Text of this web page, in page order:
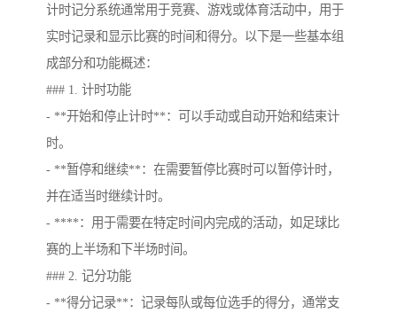
计时记分系统通常用于竞赛、游戏或体育活动中，用于
实时记录和显示比赛的时间和得分。以下是一些基本组
成部分和功能概述：
### 1. 计时功能
- **开始和停止计时**：可以手动或自动开始和结束计
时。
- **暂停和继续**：在需要暂停比赛时可以暂停计时，
并在适当时继续计时。
- ****：用于需要在特定时间内完成的活动，如足球比
赛的上半场和下半场时间。
### 2. 记分功能
- **得分记录**：记录每队或每位选手的得分，通常支